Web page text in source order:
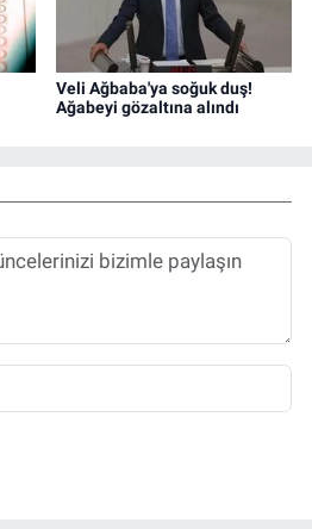
Veli Ağbaba'ya soğuk duş!
Ağabeyi gözaltına alındı